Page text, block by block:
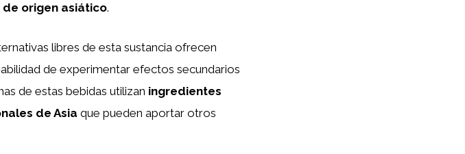
origen asiático.
libres de esta sustancia ofrecen
de experimentar efectos secundarios
de estas bebidas utilizan ingredientes
de Asia que pueden aportar otros